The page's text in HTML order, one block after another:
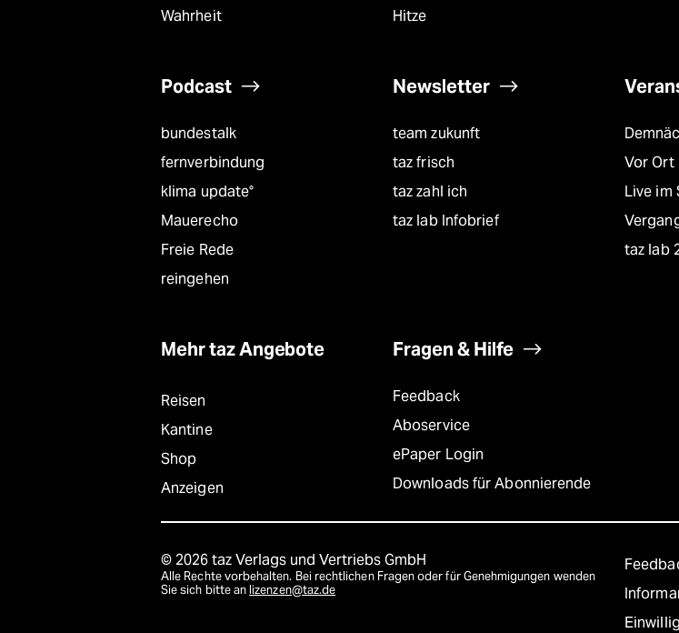
Wahrheit
Hitze
Podcast
bundestalk
fernverbindung
klima update°
Mauerecho
Freie Rede
reingehen
Newsletter
team zukunft
taz frisch
taz zahl ich
taz lab Infobrief
Vor Ort
Live im
taz lab
Mehr taz Angebote
Reisen
Kantine
Shop
Anzeigen
Fragen & Hilfe
Feedback
Aboservice
ePaper Login
Downloads für Abonnierende
© 2026 taz Verlags und Vertriebs GmbH
Alle Rechte vorbehalten. Bei rechtlichen Fragen oder für Genehmigungen wenden
Sie sich bitte an lizenzen@taz.de